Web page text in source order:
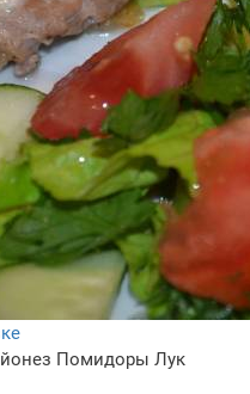
Помидоры Лук